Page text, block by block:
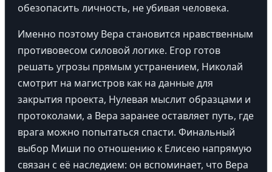
обезопасить личность, не убивая человека.
Именно поэтому Вера становится нравственным
противовесом силовой логике. Егор готов
решать угрозы прямым устранением, Николай
смотрит на магистров как на данные для
закрытия проекта, Нулевая мыслит образцами и
протоколами, а Вера заранее оставляет путь, где
врага можно попытаться спасти. Финальный
выбор Миши по отношению к Елисею напрямую
связан с её наследием: он вспоминает, что Вера